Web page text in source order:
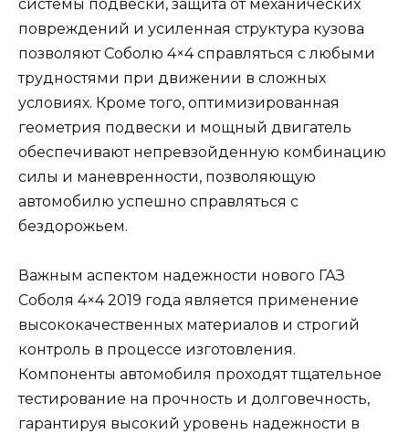
системы подвески, защита от механических
повреждений и усиленная структура кузова
позволяют Соболю 4×4 справляться с любыми
трудностями при движении в сложных
условиях. Кроме того, оптимизированная
геометрия подвески и мощный двигатель
обеспечивают непревзойденную комбинацию
силы и маневренности, позволяющую
автомобилю успешно справляться с
бездорожьем.
Важным аспектом надежности нового ГАЗ
Соболя 4×4 2019 года является применение
высококачественных материалов и строгий
контроль в процессе изготовления.
Компоненты автомобиля проходят тщательное
тестирование на прочность и долговечность,
гарантируя высокий уровень надежности в